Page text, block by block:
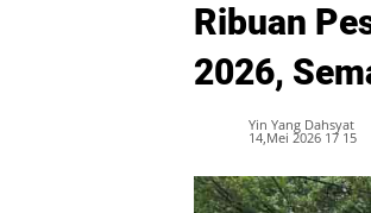
Ribuan
2026,
Yin Yang Dahsyat
14,Mei 2026 17 15